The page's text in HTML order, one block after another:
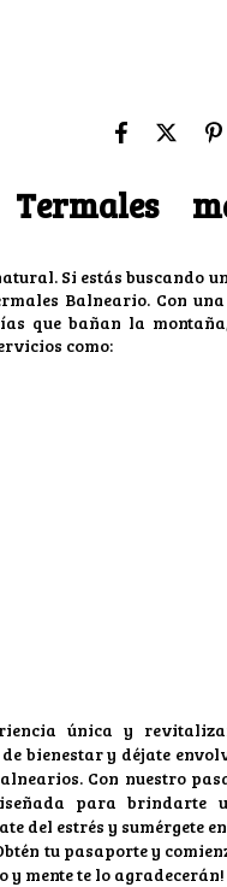
Si estás buscando
Balneario. Con
que bañan la
como:
única y
de bienestar y déjate
Con nuestro
para brindarte
del estrés y sumérgete
tu pasaporte y
y mente te lo agradecerán!